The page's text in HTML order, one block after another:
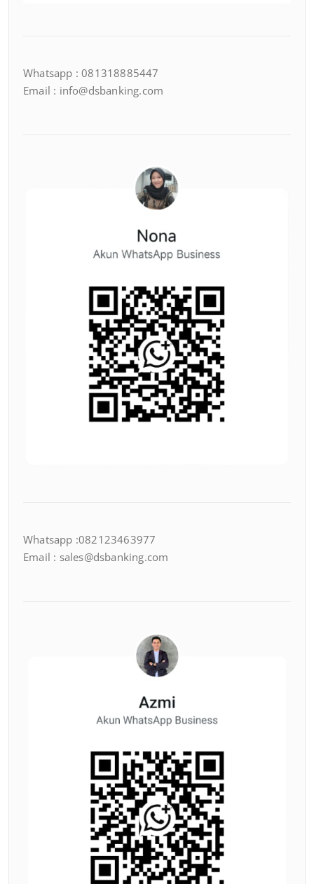
Whatsapp : 081318885447
Email : info@dsbanking.com
Whatsapp :082123463977
Email : sales@dsbanking.com